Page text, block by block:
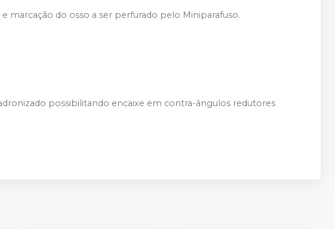
marcação do osso a ser perfurado pelo Miniparafuso.
possibilitando encaixe em contra-ângulos redutores